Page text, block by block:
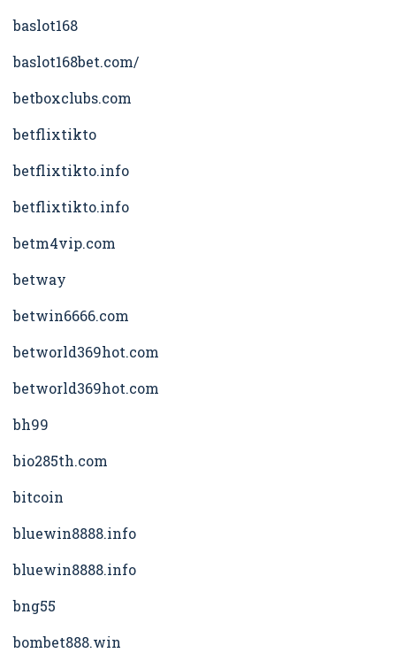
baslot168
baslot168bet.com/
betboxclubs.com
betflixtikto
betflixtikto.info
betflixtikto.info
betm4vip.com
betway
betwin6666.com
betworld369hot.com
betworld369hot.com
bh99
bio285th.com
bitcoin
bluewin8888.info
bluewin8888.info
bng55
bombet888.win